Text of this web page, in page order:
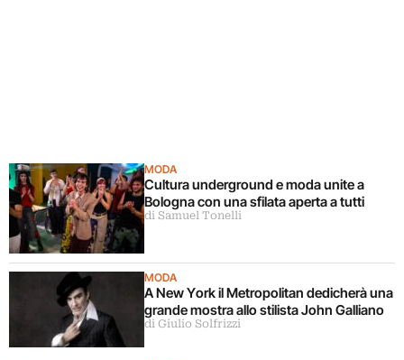
MODA
Cultura underground e moda unite a
Bologna con una sfilata aperta a tutti
di Samuel Tonelli
MODA
A New York il Metropolitan dedicherà una
grande mostra allo stilista John Galliano
di Giulio Solfrizzi